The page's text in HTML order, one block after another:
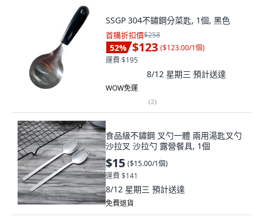
SSGP 304不鏽鋼分菜匙, 1個, 黑色
首購折扣價$258
52% $123 ($123.00/1個)
運費 $195
8/12 星期三 預計送達
WOW免運
(2)
食品級不鏽鋼 叉勺一體 兩用湯匙叉勺
沙拉叉 沙拉勺 露營餐具, 1個
$15 ($15.00/1個)
運費 $141
8/12 星期三 預計送達
免費退貨